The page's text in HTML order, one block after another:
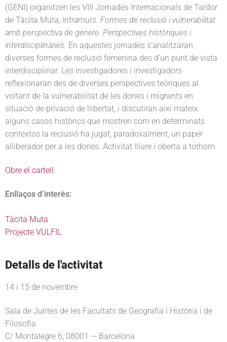
(GENI) organitzen les VIII Jornades Internacionals de Tardor
de Tàcita Muta, Intramurs. Formes de reclusió i vulnerabilitat
amb perspectiva de gènere. Perspectives històriques i
interdisciplinàries. En aquestes jornades s’analitzaran
diverses formes de reclusió femenina des d’un punt de vista
interdisciplinar. Les investigadores i investigadors
reflexionaran des de diverses perspectives teòriques al
voltant de la vulnerabilitat de les dones i migrants en
situació de privació de llibertat, i discutiran així mateix
alguns casos històrics que mostren com en determinats
contextos la reclusió ha jugat, paradoxalment, un paper
alliberador per a les dones. Activitat lliure i oberta a tothom.
Obre el cartell.
Enllaços d’interès:
Tàcita Muta
Projecte VULFIL
Detalls de l'activitat
14 i 15 de novembre
Sala de Juntes de les Facultats de Geografia i Història i de
Filosofia
C/ Montalegre 6, 08001 — Barcelona